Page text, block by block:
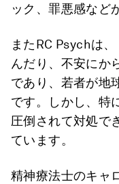
ック、罪悪感など
またRC Psychは
んだり、不安にか
であり、若者が地
です。しかし、特
圧倒されて対処で
ています。
精神療法士のキャ